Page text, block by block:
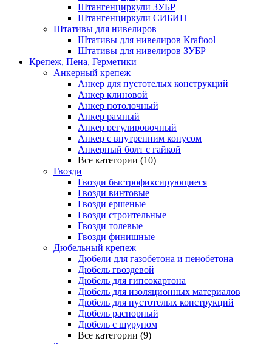
Штангенциркули ЗУБР
Штангенциркули СИБИН
Штативы для нивелиров
Штативы для нивелиров Kraftool
Штативы для нивелиров ЗУБР
Крепеж, Пена, Герметики
Анкерный крепеж
Анкер для пустотелых конструкций
Анкер клиновой
Анкер потолочный
Анкер рамный
Анкер регулировочный
Анкер с внутренним конусом
Анкерный болт с гайкой
Все категории (10)
Гвозди
Гвозди быстрофиксирующиеся
Гвозди винтовые
Гвозди ершеные
Гвозди строительные
Гвозди толевые
Гвозди финишные
Дюбельный крепеж
Дюбели для газобетона и пенобетона
Дюбель гвоздевой
Дюбель для гипсокартона
Дюбель для изоляционных материалов
Дюбель для пустотелых конструкций
Дюбель распорный
Дюбель с шурупом
Все категории (9)